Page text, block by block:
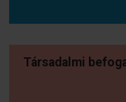
Társadalmi